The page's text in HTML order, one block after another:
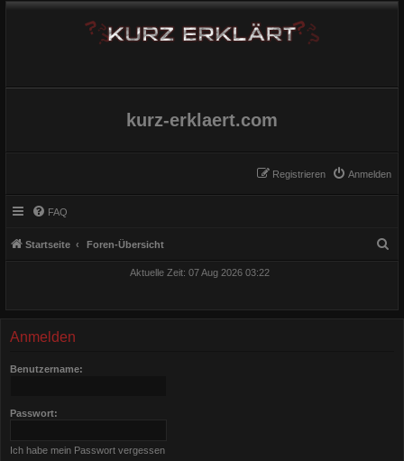
kurz-erklaert.com
Anmelden
Registrieren
FAQ
Startseite Foren-Übersicht
Aktuelle Zeit: 07 Aug 2026 03:22
Anmelden
Benutzername:
Passwort:
Ich habe mein Passwort vergessen